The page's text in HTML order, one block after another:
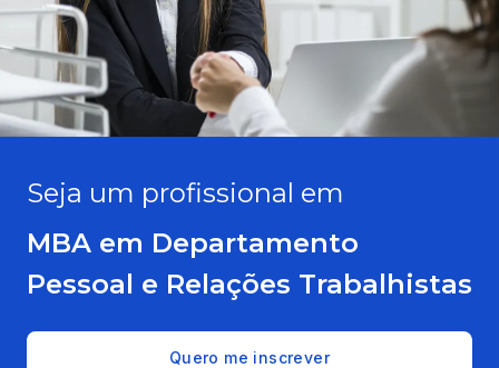
Seja um profissional em
MBA em Departamento
Pessoal e Relações Trabalhistas
Quero me inscrever